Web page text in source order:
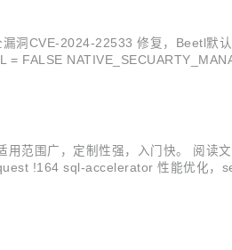
洞CVE-2024-22533 修复，Beetl默
FALSE
范围广，定制性强，入门快。 阅读
!164 sql-accelerator 性能优化，